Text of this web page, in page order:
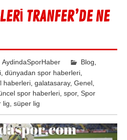
TRANFER’DE NE
AydindaSporHaber Blog
,dünyadan spor haberleri
haberleri ,galatasaray,Genel
spor haberleri ,spor,Spor
lig ,süper lig